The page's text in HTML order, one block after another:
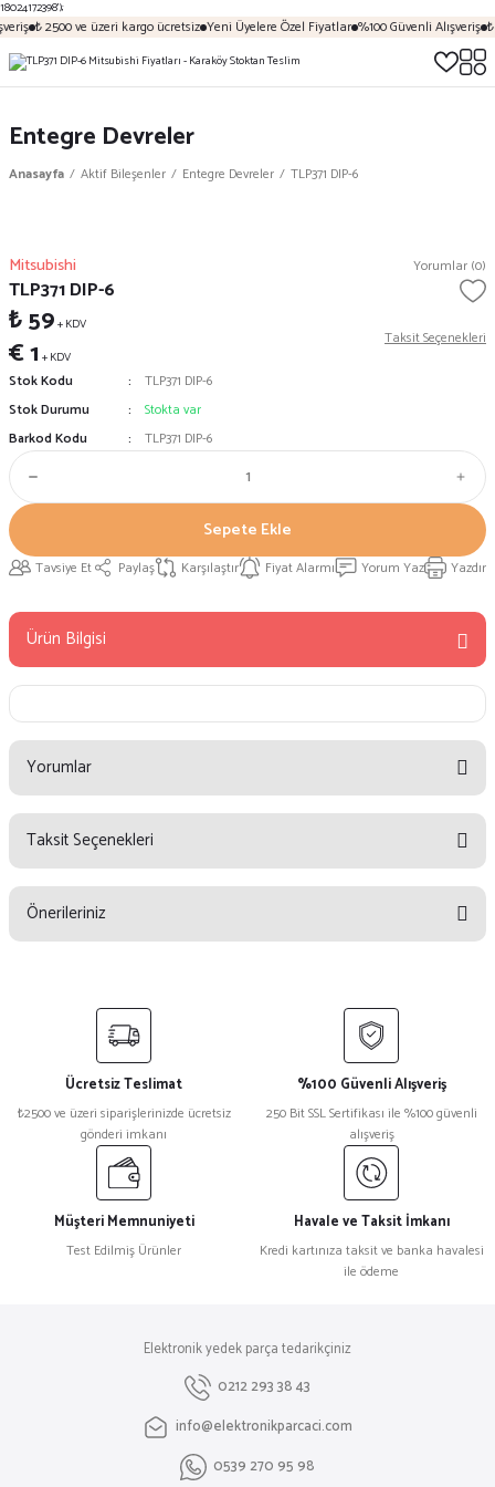
18024172398');
₺ 2500 ve üzeri kargo ücretsiz Yeni Üyelere Özel Fiyatlar %100 Güvenli Alışveriş ₺
Entegre Devreler
Anasayfa Aktif Bileşenler Entegre Devreler TLP371 DIP-6
Mitsubishi Yorumlar (0)
TLP371 DIP-6
₺ 59+ KDV
€ 1 + KDV
Taksit Seçenekleri
Stok Kodu
TLP371 DIP-6
Stok Durumu
Stokta var
Barkod Kodu
TLP371 DIP-6
Sepete Ekle
Tavsiye Et Paylaş Karşılaştır Fiyat Alarmı Yorum Yaz Yazdır
Ürün Bilgisi
Yorumlar
Yorum Yaz
Taksit Seçenekleri
Önerileriniz
yetersiz gördüğünüz noktaları öneri formunu kullanarak tarafımıza
Görüş ve önerileriniz için teşekkür ederiz.
Ürün resmi kalitesiz, bozuk veya görüntülenemiyor.
Ürün açıklamasında eksik bilgiler bulunuyor.
Ürün bilgilerinde hatalar bulunuyor.
Ürün fiyatı diğer sitelerden daha pahalı.
Bu ürüne benzer farklı alternatifler olmalı.
Gönder
Ücretsiz Teslimat
₺2500 ve üzeri siparişlerinizde ücretsiz
gönderi imkanı
%100 Güvenli Alışveriş
250 Bit SSL Sertifikası ile %100 güvenli
alışveriş
Müşteri Memnuniyeti
Test Edilmiş Ürünler
Havale ve Taksit İmkanı
Kredi kartınıza taksit ve banka havalesi
ile ödeme
Elektronik yedek parça tedarikçiniz
0212 293 38 43
info@elektronikparcaci.com
0539 270 95 98